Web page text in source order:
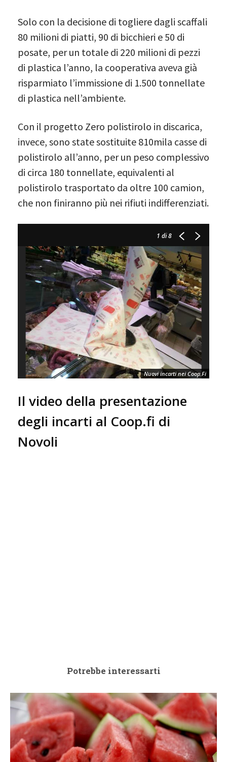
Solo con la decisione di togliere dagli scaffali
80 milioni di piatti, 90 di bicchieri e 50 di
posate, per un totale di 220 milioni di pezzi
di plastica l’anno, la cooperativa aveva già
risparmiato l’immissione di 1.500 tonnellate
di plastica nell’ambiente.
Con il progetto Zero polistirolo in discarica,
invece, sono state sostituite 810mila casse di
polistirolo all’anno, per un peso complessivo
di circa 180 tonnellate, equivalenti al
polistirolo trasportato da oltre 100 camion,
che non finiranno più nei rifiuti indifferenziati.
1 di 8
Nuovi incarti nei Coop.Fi
Il video della presentazione
degli incarti al Coop.fi di
Novoli
Potrebbe interessarti